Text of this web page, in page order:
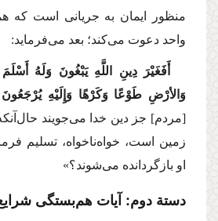
منظور ایمان به جریانی است كه
واحد دعوت می‌كند؛ بعد می‌فرماید:
أَفَغَیْرَ دِینِ اللَّهِ یَبْغُونَ وَلَهُ
وَالأرْضِ طَوْعًا وَكَرْهًا وَإِلَیْهِ یُرْجَعُونَ
[مردم] جز دین خدا می‌جویند
زمین است، خواه‌ناخواه، تسلیم
او بازگردانده می‌شوند؟»
دستة دوم: آیات هم‌بستگی